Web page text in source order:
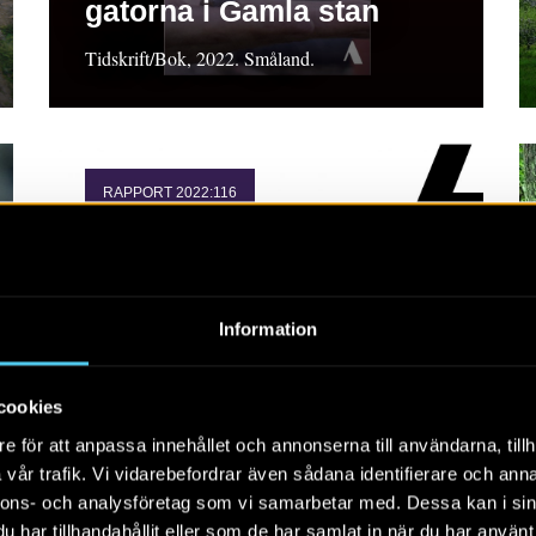
Information
för att anpassa innehållet och annonserna till användarna,
trafik. Vi vidarebefordrar även sådana identifierare och
och analysföretag som vi samarbetar med. Dessa kan i
har tillhandahållit eller som de har samlat in när du har
gatorna i Gamla stan
Tidskrift/Bok, 2022. Småland.
RAPPORT 2022:116
omdragning av väg E22
förbi Gladhammar
1, Småland. Alf Ericsson